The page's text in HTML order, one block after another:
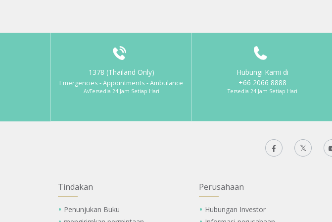
1378 (Thailand Only)
Emergencies - Appointments - Ambulance
AvTersedia 24 Jam Setiap Hari
Hubungi Kami di
+66 2066 8888
Tersedia 24 Jam Setiap Hari
Tindakan
Penunjukan Buku
Perusahaan
Hubungan Investor